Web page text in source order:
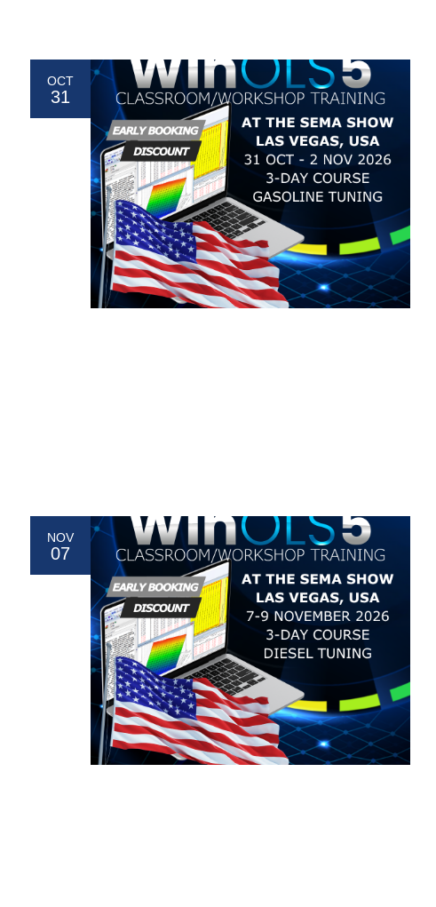
OCT
31
NOV
07